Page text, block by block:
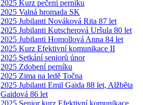
2025 Kurz pečení perníku
2025 Valná hromada SK
2025 Jubilanti Nováková Rita 87 let
2025 Jubilanti Kutscherová Uršula 80 let
2025 Jubilanti Homollová Anna 84 let
2025 Kurz Efektivní komunikace II
2025 Setkání seniorů únor
2025 Zdobení perníku
2025 Zima na ledě Točna
2025 Jubilanti Emil Gaida 88 let, Alžběta
Gaidová 86 let
2025 Senior kurz Efektivní komunikace